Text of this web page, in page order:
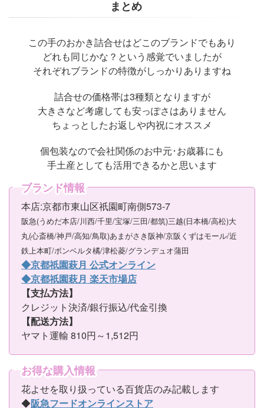
まとめ
この手のおかき詰合せはどこのブランドでもあり
どれも同じかな？という感覚でいましたが
それぞれブランドの特徴がしっかりありますね
詰合せの価格帯は3種類となりますが
大きさなど考慮しても安っぽさはありません
ちょっとしたお返しや内祝にオススメ
個包装なので会社関係のお中元･お歳暮にも
手土産としても活用できるかと思います
ブランド情報
本店:京都市東山区祇園町南側573-7
阪急(うめだ本店/川西/千里/宝塚/三田/都筑)三越(日本橋/高松)大
丸(心斎橋/神戸/高知/鳥取)あまがさき阪神/京阪くずはモール/近
鉄上本町/ボンベルタ橘/津松菱/グランデュオ蒲田
◆京都祇園萩月 公式オンライン
◆京都祇園萩月 楽天市場店
【支払方法】
クレジット決済/銀行振込/代金引換
【配送方法】
ヤマト運輸 810円～1,512円
お得な購入情報
花よせを取り扱っている百貨店のみ記載します
◆阪急フードオンラインストア